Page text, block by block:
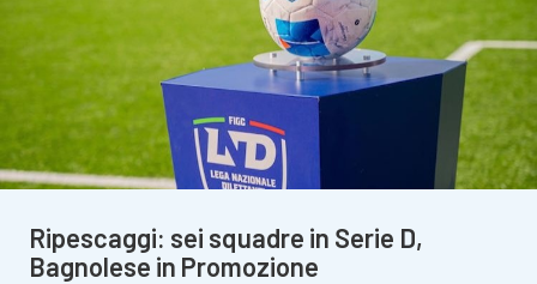
Ripescaggi: sei squadre in Serie D,
Bagnolese in Promozione